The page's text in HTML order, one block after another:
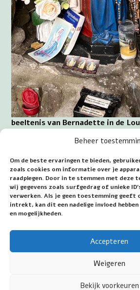
Beheer
Om de beste ervaringen te bieden,
zoals cookies om informatie over je
raadplegen. Door in te stemmen met deze
wij gegevens zoals surfgedrag of unieke
verwerken. Als je geen toestemming geeft
intrekt, kan dit een nadelige invloed
en mogelijkheden.
Accepteren
Weigeren
Bekijk voorkeuren
beeltenis van Bernadette in de
met Herman Elbers, de zorg voor
zich. Deze stichting is een
Instelling (ANBI) en hierdoor is
steunen van de organisatie
Adres: Eindstraat 18, 5801CR
~~~
Datum eerste publicatie: 27